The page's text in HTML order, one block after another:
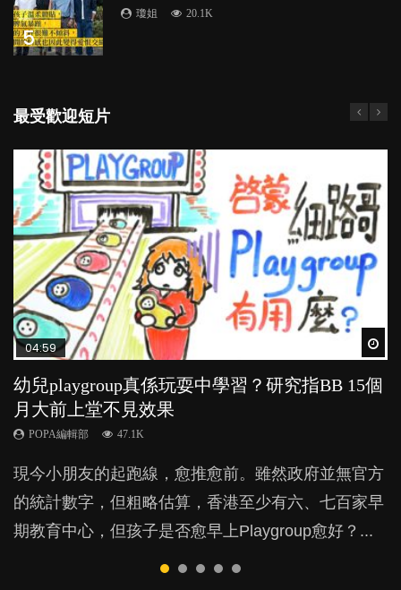
5
瓊姐 20.1K
最受歡迎短片
04:59
幼兒playgroup真係玩耍中學習？研究指BB 15個
月大前上堂不見效果
POPA編輯部 47.1K
現今小朋友的起跑線，愈推愈前。雖然政府並無官方
的統計數字，但粗略估算，香港至少有六、七百家早
期教育中心，但孩子是否愈早上Playgroup愈好？...
03:39
幼稚園遊戲課 如何刺激幼兒自發學習取代獎勵
與懲罰？
POPA編輯部 33.1K
由美國學者所創的 tools of the mind 課程，學生以遊
戲方式學習，學術能力和自制能力亦明顯比其他小朋
友優勝，到底這課程有何特別之處？...
04:06
全職好？在職好？｜全職媽媽與在職媽媽的壓
力與價值
POPA編輯部 25.8K
許多媽媽心底可能都有一刻掙扎過：究竟全職好，還
是在職好。雖說每個家庭都有自己的獨特狀況和考慮
因素，但原來全職和在職媽媽所養育的子女其實都各
03:02
老公患產後憂鬱症對BB的影響
POPA編輯部 15.9K
鬱，影響日常生活，嚴重的甚至會有自殺，或傷害小
朋友的念頭。但為何爸爸患上產後抑鬱往往難以察
覺？...
03:41
BB口腔期乜都放入口，父母該制止還是放手？
POPA編輯部 25.5K
成吮手指的習慣，大個就很難戒，但原來一刀切阻止
他們放東西入口，隨時會影響孩子的身心發展？...